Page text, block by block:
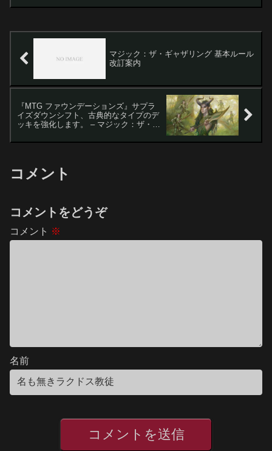
マジック：ザ・ギャザリング 基本ルール
改訂案内
『MTG ファウンデーションズ』サプラ
イズダウンシフト、古典的なタイプのデ
ッキを強化します。 – マジック：ザ・ギ
コメント
コメントをどうぞ
コメント ※
名前